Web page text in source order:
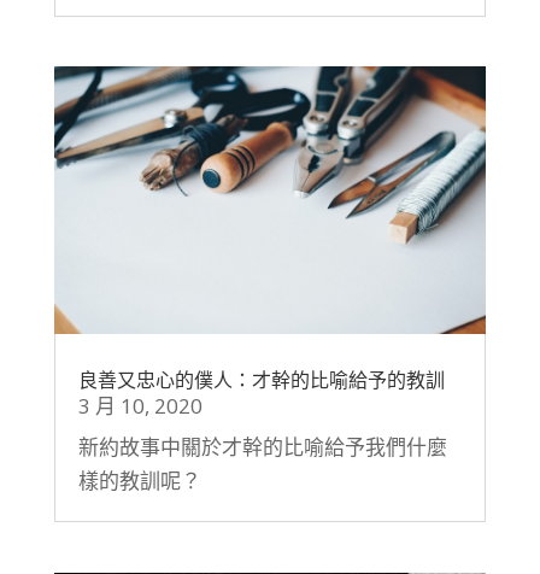
良善又忠心的僕人：才幹的比喻給予的教訓
3 月 10, 2020
新約故事中關於才幹的比喻給予我們什麼
樣的教訓呢？